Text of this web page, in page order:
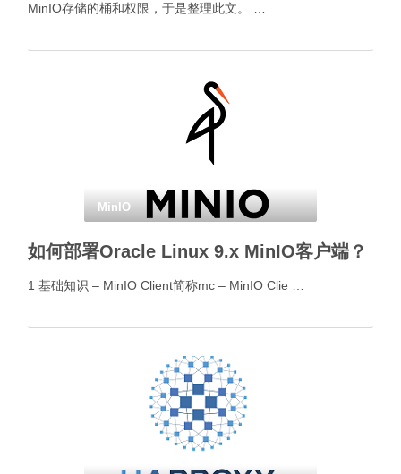
MinIO存储的桶和权限，于是整理此文。 …
MinIO
如何部署Oracle Linux 9.x MinIO客户端？
1 基础知识 – MinIO Client简称mc – MinIO Clie …